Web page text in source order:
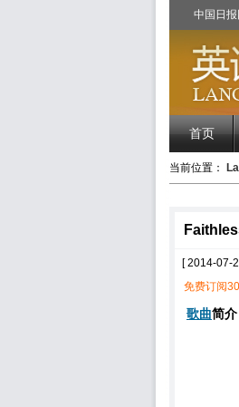
中国日报
首页
当前位置：
[ 2014-07-
免费订阅
歌曲简介